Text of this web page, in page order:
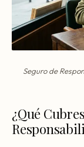
Seguro de
¿Qué